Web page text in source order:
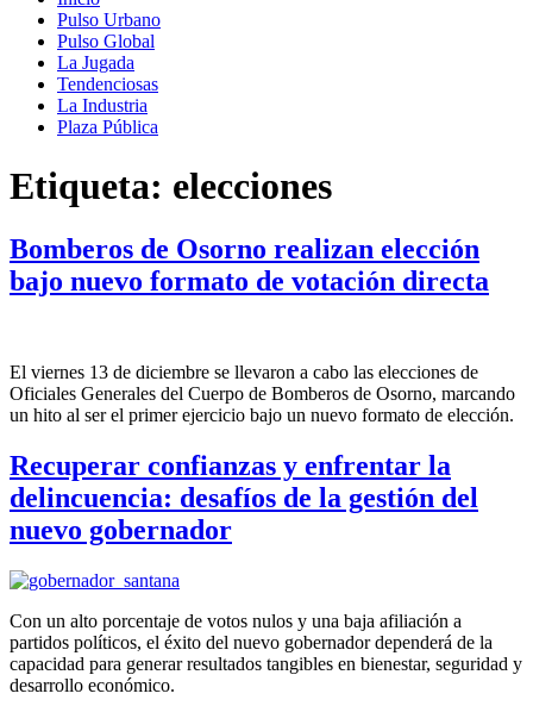
Pulso Urbano
Pulso Global
La Jugada
Tendenciosas
La Industria
Plaza Pública
Etiqueta: elecciones
Bomberos de Osorno realizan elección
bajo nuevo formato de votación directa
El viernes 13 de diciembre se llevaron a cabo las elecciones de
Oficiales Generales del Cuerpo de Bomberos de Osorno, marcando
un hito al ser el primer ejercicio bajo un nuevo formato de elección.
Recuperar confianzas y enfrentar la
delincuencia: desafíos de la gestión del
nuevo gobernador
Con un alto porcentaje de votos nulos y una baja afiliación a
partidos políticos, el éxito del nuevo gobernador dependerá de la
capacidad para generar resultados tangibles en bienestar, seguridad y
desarrollo económico.